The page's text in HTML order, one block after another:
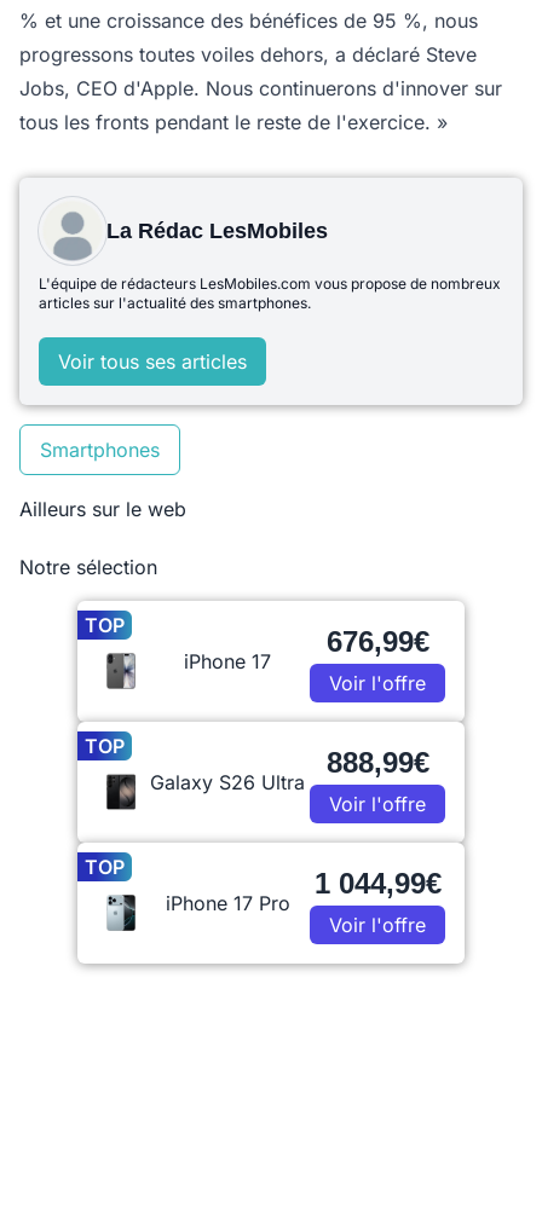
% et une croissance des bénéfices de 95 %, nous
progressons toutes voiles dehors, a déclaré Steve
Jobs, CEO d'Apple. Nous continuerons d'innover sur
tous les fronts pendant le reste de l'exercice. »
La Rédac LesMobiles
L'équipe de rédacteurs LesMobiles.com vous propose de nombreux
articles sur l'actualité des smartphones.
Voir tous ses articles
Smartphones
Ailleurs sur le web
Notre sélection
TOP
iPhone 17
676,99€
Voir l'offre
TOP
Galaxy S26 Ultra
888,99€
Voir l'offre
TOP
iPhone 17 Pro
1 044,99€
Voir l'offre